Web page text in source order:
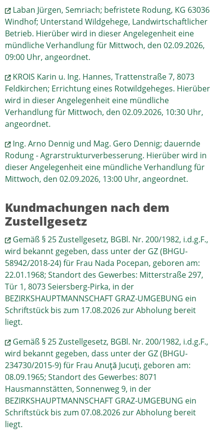
Laban Jürgen, Semriach; befristete Rodung, KG 63036
Windhof; Unterstand Wildgehege, Landwirtschaftlicher
Betrieb. Hierüber wird in dieser Angelegenheit eine
mündliche Verhandlung für Mittwoch, den 02.09.2026,
09:00 Uhr, angeordnet.
KROIS Karin u. Ing. Hannes, Trattenstraße 7, 8073
Feldkirchen; Errichtung eines Rotwildgeheges. Hierüber
wird in dieser Angelegenheit eine mündliche
Verhandlung für Mittwoch, den 02.09.2026, 10:30 Uhr,
angeordnet.
Ing. Arno Dennig und Mag. Gero Dennig; dauernde
Rodung - Agrarstrukturverbesserung. Hierüber wird in
dieser Angelegenheit eine mündliche Verhandlung für
Mittwoch, den 02.09.2026, 13:00 Uhr, angeordnet.
Kundmachungen nach dem
Zustellgesetz
Gemäß § 25 Zustellgesetz, BGBl. Nr. 200/1982, i.d.g.F.,
wird bekannt gegeben, dass unter der GZ (BHGU-
58942/2018-24) für Frau Nada Pocepan, geboren am:
22.01.1968; Standort des Gewerbes: Mitterstraße 297,
Tür 1, 8073 Seiersberg-Pirka, in der
BEZIRKSHAUPTMANNSCHAFT GRAZ-UMGEBUNG ein
Schriftstück bis zum 17.08.2026 zur Abholung bereit
liegt.
Gemäß § 25 Zustellgesetz, BGBl. Nr. 200/1982, i.d.g.F.,
wird bekannt gegeben, dass unter der GZ (BHGU-
234730/2015-9) für Frau Anuţă Jucuţi, geboren am:
08.09.1965; Standort des Gewerbes: 8071
Hausmannstätten, Sonnenweg 9, in der
BEZIRKSHAUPTMANNSCHAFT GRAZ-UMGEBUNG ein
Schriftstück bis zum 07.08.2026 zur Abholung bereit
liegt.